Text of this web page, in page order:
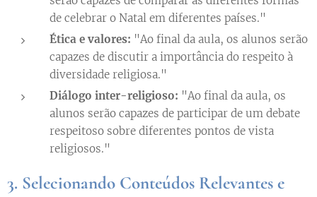
de celebrar o Natal em diferentes países."
Ética e valores: "Ao final da aula, os alunos serão
capazes de discutir a importância do respeito à
diversidade religiosa."
Diálogo inter-religioso: "Ao final da aula, os
alunos serão capazes de participar de um debate
respeitoso sobre diferentes pontos de vista
religiosos."
3. Selecionando Conteúdos Relevantes e